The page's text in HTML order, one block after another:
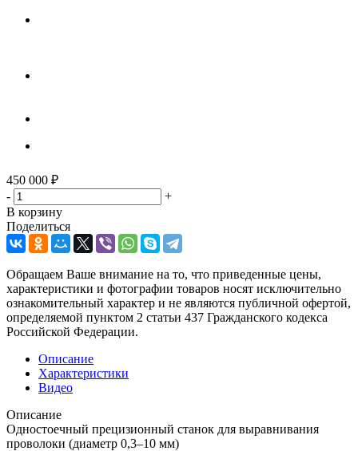
450 000 ₽
-
+
В корзину
Поделиться
Обращаем Ваше внимание на то, что приведенные цены,
характеристики и фотографии товаров носят исключительно
ознакомительный характер и не являются публичной офертой,
определяемой пунктом 2 статьи 437 Гражданского кодекса
Российской Федерации.
Описание
Характеристики
Видео
Описание
Одностоечный прецизионный станок для выравнивания
проволоки (диаметр 0,3–10 мм)